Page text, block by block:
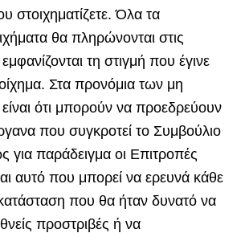
στοιχηματίζετε. Όλα τα
θα πληρώνονται στις
τη στιγμή που έγινε
Στα προνόμια των μη
ότι μπορούν να προεδρεύουν
που συγκροτεί το Συμβούλιο
για παράδειγμα οι Επιτροπές
αυτό που μπορεί να ερευνά κάθε
που θα ήταν δυνατό να
προστριβές ή να